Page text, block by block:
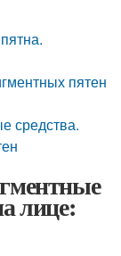
пятен
средства.
лице: